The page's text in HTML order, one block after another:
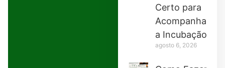
Certo para
Acompanhar
a Incubação
agosto 6, 2026